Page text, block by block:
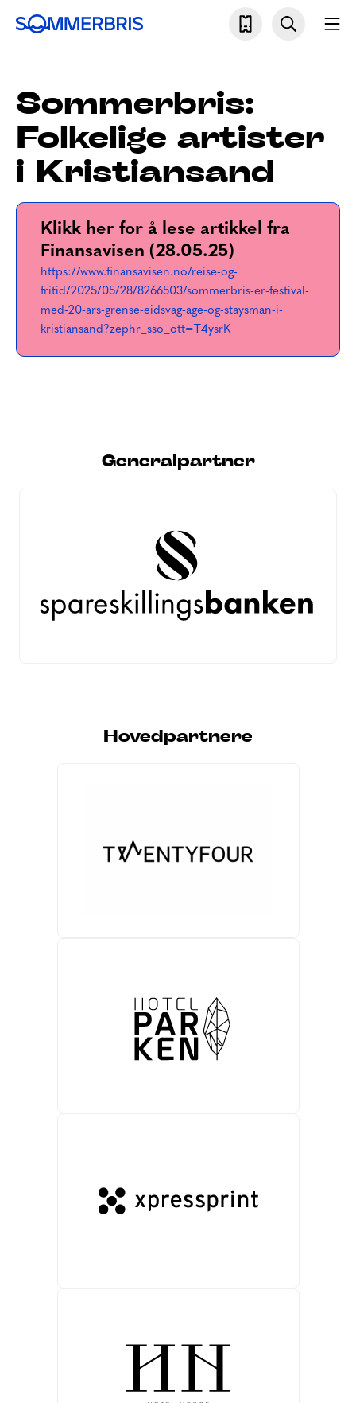
Sommerbris:
Folkelige artister
i Kristiansand
Klikk her for å lese artikkel fra
Finansavisen (28.05.25)
https://www.finansavisen.no/reise-og-
fritid/2025/05/28/8266503/sommerbris-er-festival-
med-20-ars-grense-eidsvag-age-og-staysman-i-
kristiansand?zephr_sso_ott=T4ysrK
Generalpartner
Hovedpartnere